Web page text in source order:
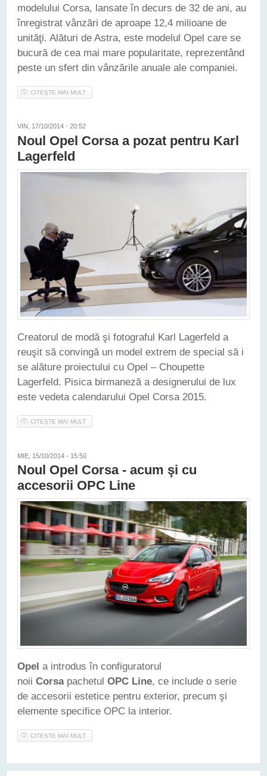
modelului Corsa, lansate în decurs de 32 de ani, au
înregistrat vânzări de aproape 12,4 milioane de
unităţi. Alături de Astra, este modelul Opel care se
bucură de cea mai mare popularitate, reprezentând
peste un sfert din vânzările anuale ale companiei.
CITEȘTE MAI MULT
VIN, 17/10/2014 - 20:52
Noul Opel Corsa a pozat pentru Karl
Lagerfeld
Creatorul de modă şi fotograful Karl Lagerfeld a
reuşit să convingă un model extrem de special să i
se alăture proiectului cu Opel – Choupette
Lagerfeld. Pisica birmaneză a designerului de lux
este vedeta calendarului Opel Corsa 2015.
CITEȘTE MAI MULT
MIE, 15/10/2014 - 15:50
Noul Opel Corsa - acum şi cu
accesorii OPC Line
Opel a introdus în configuratorul
noii Corsapachetul OPC Line, ce include o serie
de accesorii estetice pentru exterior, precum şi
elemente specifice OPC la interior.
CITEȘTE MAI MULT